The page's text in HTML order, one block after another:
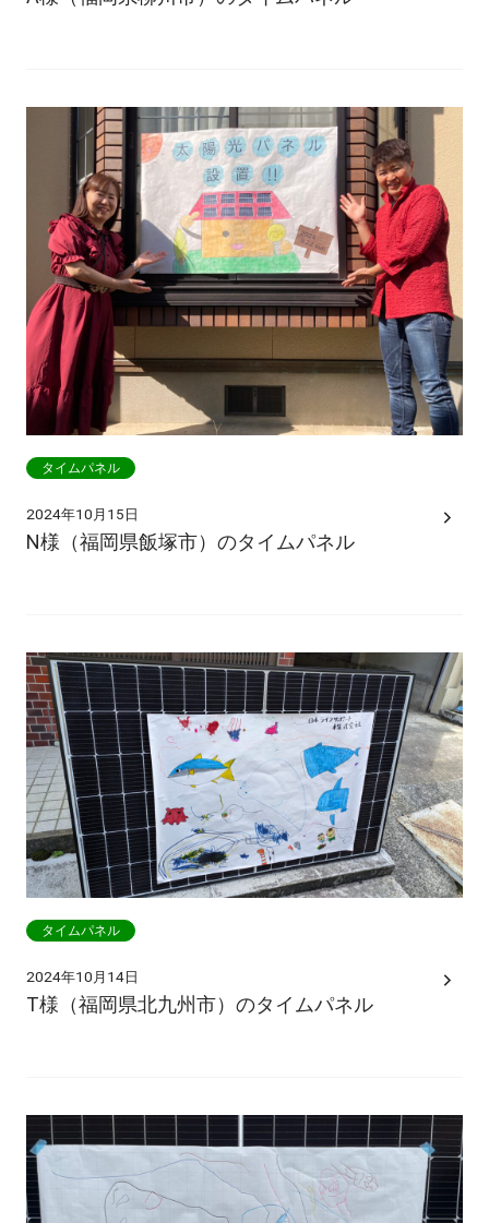
タイムパネル
2024年10月15日
N様（福岡県飯塚市）のタイムパネル
タイムパネル
2024年10月14日
T様（福岡県北九州市）のタイムパネル